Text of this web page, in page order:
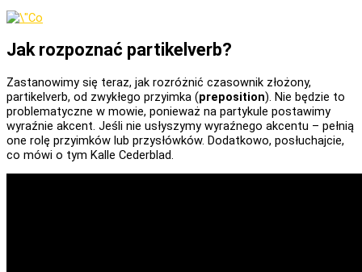
Jak rozpoznać partikelverb?
Zastanowimy się teraz, jak rozróżnić czasownik złożony,
partikelverb, od zwykłego przyimka (preposition). Nie będzie to
problematyczne w mowie, ponieważ na partykule postawimy
wyraźnie akcent. Jeśli nie usłyszymy wyraźnego akcentu – pełnią
one rolę przyimków lub przysłówków. Dodatkowo, posłuchajcie,
co mówi o tym Kalle Cederblad.